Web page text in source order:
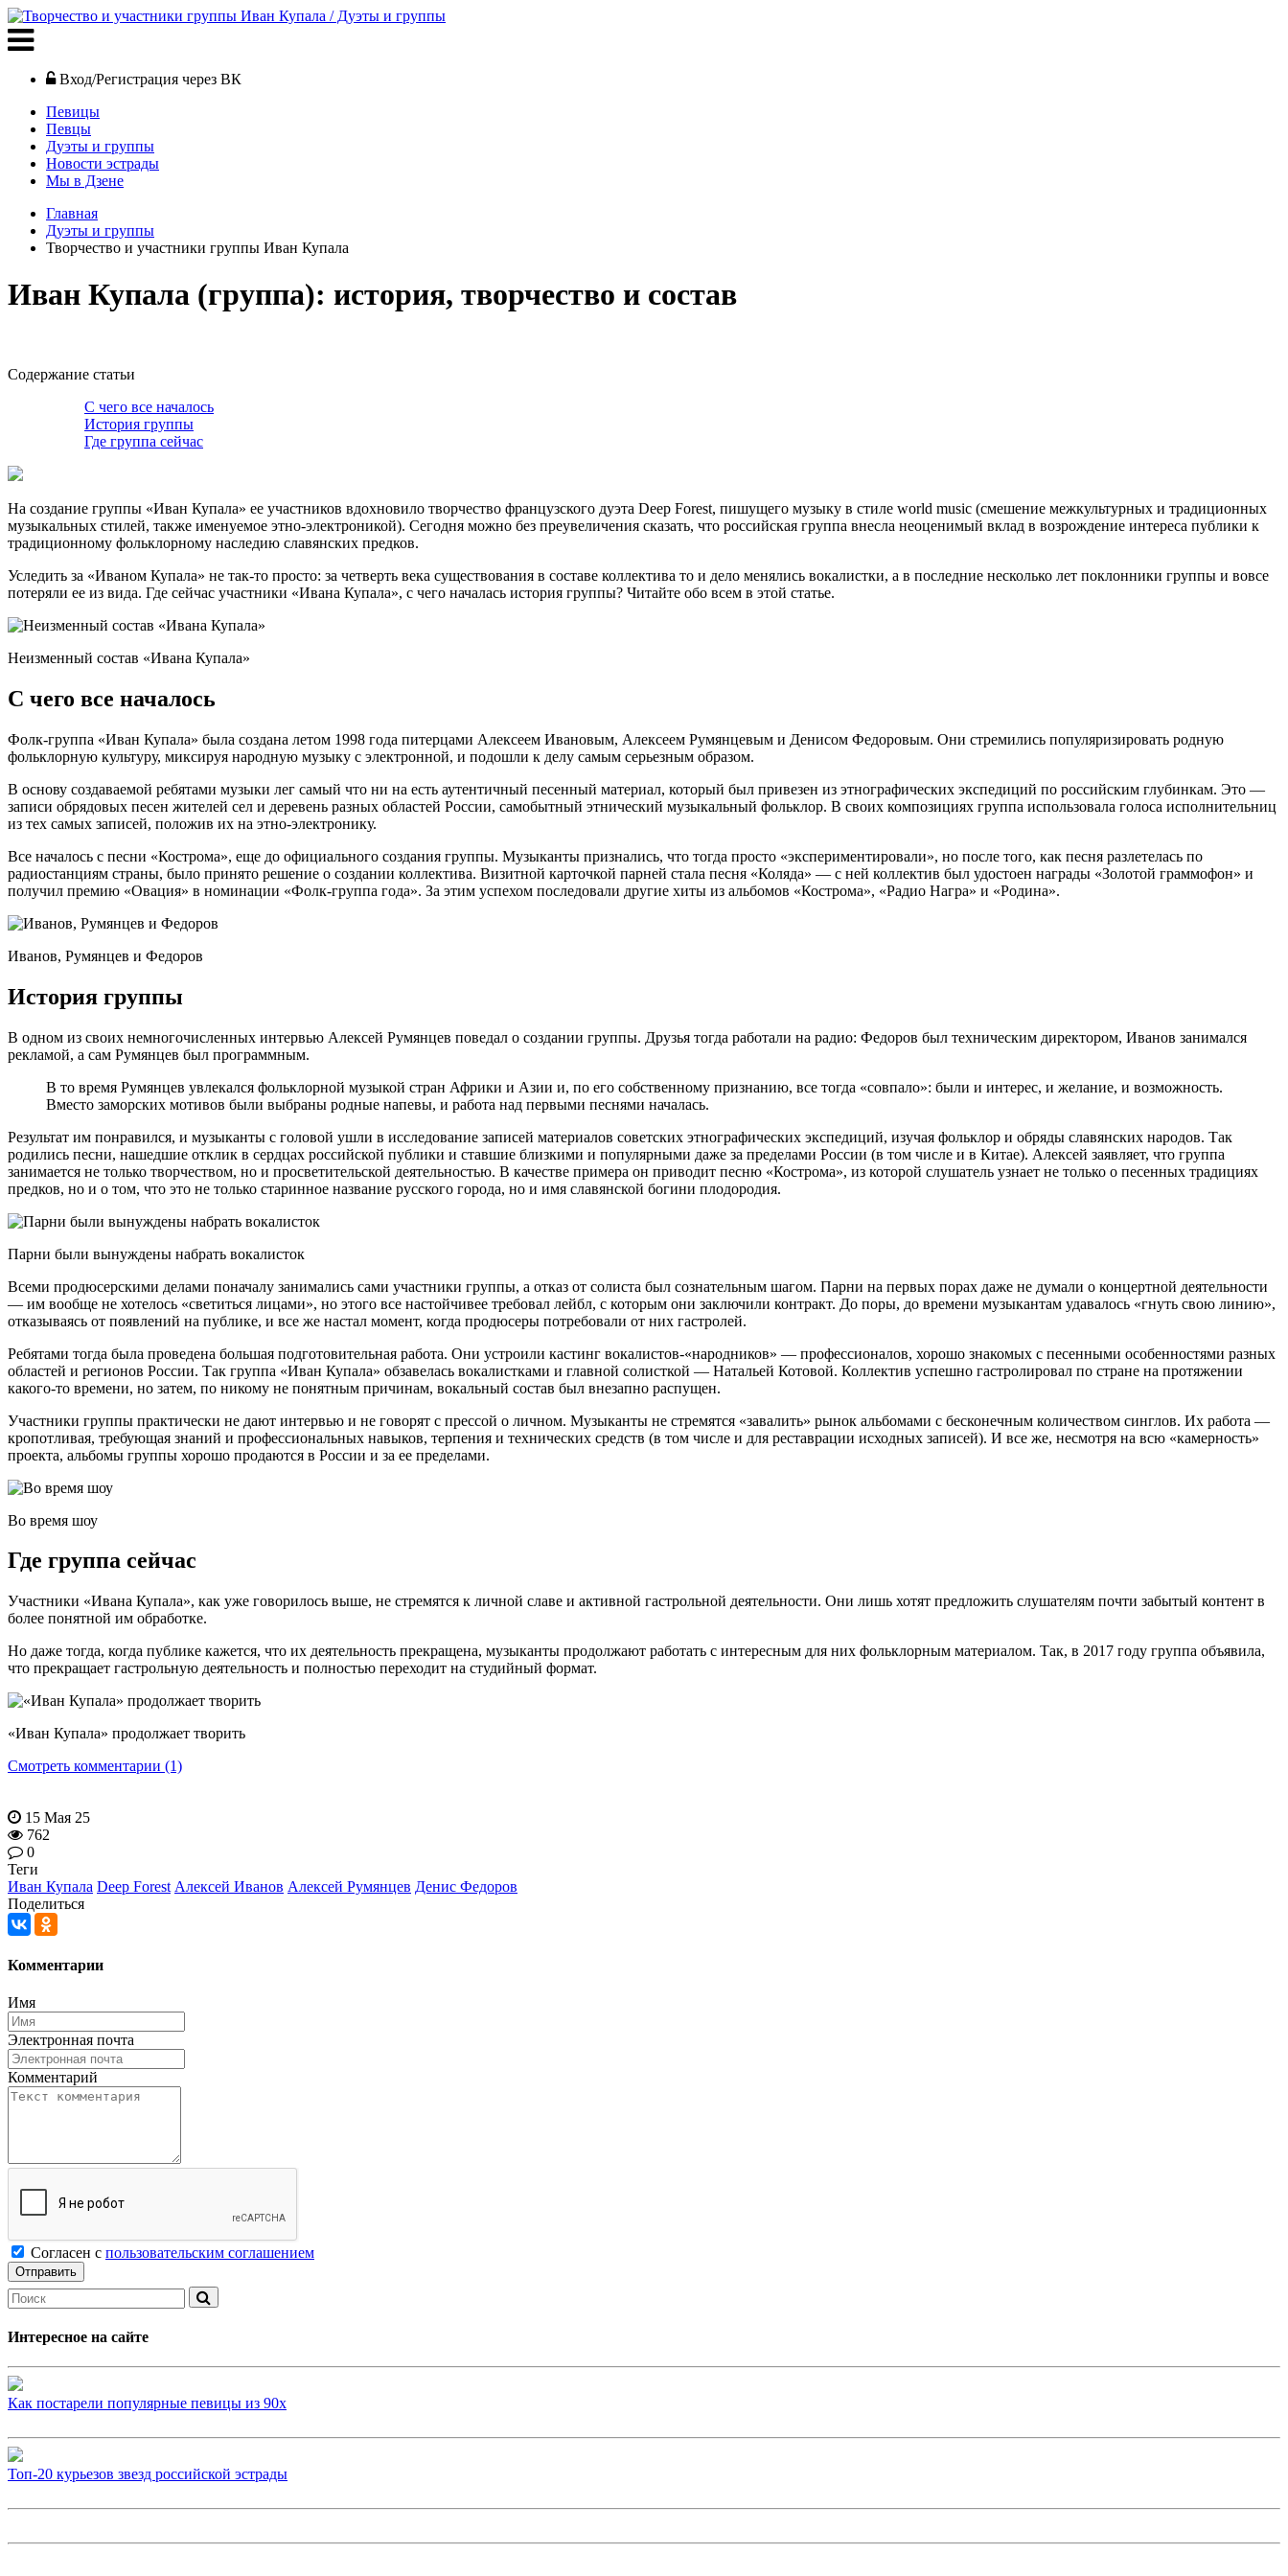
Вход/Регистрация через ВК
Певицы
Певцы
Дуэты и группы
Новости эстрады
Мы в Дзене
Главная
Дуэты и группы
Творчество и участники группы Иван Купала
Иван Купала (группа): история, творчество и состав
Содержание статьи
С чего все началось
История группы
Где группа сейчас
На создание группы «Иван Купала» ее участников вдохновило творчество французского дуэта Deep Forest, пишущего музыку в стиле world music (смешение межкультурных и традиционных
музыкальных стилей, также именуемое этно-электроникой). Сегодня можно без преувеличения сказать, что российская группа внесла неоценимый вклад в возрождение интереса публики к
традиционному фольклорному наследию славянских предков.
Уследить за «Иваном Купала» не так-то просто: за четверть века существования в составе коллектива то и дело менялись вокалистки, а в последние несколько лет поклонники группы и вовсе
потеряли ее из вида. Где сейчас участники «Ивана Купала», с чего началась история группы? Читайте обо всем в этой статье.
Неизменный состав «Ивана Купала»
С чего все началось
Фолк-группа «Иван Купала» была создана летом 1998 года питерцами Алексеем Ивановым, Алексеем Румянцевым и Денисом Федоровым. Они стремились популяризировать родную
фольклорную культуру, миксируя народную музыку с электронной, и подошли к делу самым серьезным образом.
В основу создаваемой ребятами музыки лег самый что ни на есть аутентичный песенный материал, который был привезен из этнографических экспедиций по российским глубинкам. Это —
записи обрядовых песен жителей сел и деревень разных областей России, самобытный этнический музыкальный фольклор. В своих композициях группа использовала голоса исполнительниц
из тех самых записей, положив их на этно-электронику.
Все началось с песни «Кострома», еще до официального создания группы. Музыканты признались, что тогда просто «экспериментировали», но после того, как песня разлетелась по
радиостанциям страны, было принято решение о создании коллектива. Визитной карточкой парней стала песня «Коляда» — с ней коллектив был удостоен награды «Золотой граммофон» и
получил премию «Овация» в номинации «Фолк-группа года». За этим успехом последовали другие хиты из альбомов «Кострома», «Радио Награ» и «Родина».
Иванов, Румянцев и Федоров
История группы
В одном из своих немногочисленных интервью Алексей Румянцев поведал о создании группы. Друзья тогда работали на радио: Федоров был техническим директором, Иванов занимался
рекламой, а сам Румянцев был программным.
В то время Румянцев увлекался фольклорной музыкой стран Африки и Азии и, по его собственному признанию, все тогда «совпало»: были и интерес, и желание, и возможность.
Вместо заморских мотивов были выбраны родные напевы, и работа над первыми песнями началась.
Результат им понравился, и музыканты с головой ушли в исследование записей материалов советских этнографических экспедиций, изучая фольклор и обряды славянских народов. Так
родились песни, нашедшие отклик в сердцах российской публики и ставшие близкими и популярными даже за пределами России (в том числе и в Китае). Алексей заявляет, что группа
занимается не только творчеством, но и просветительской деятельностью. В качестве примера он приводит песню «Кострома», из которой слушатель узнает не только о песенных традициях
предков, но и о том, что это не только старинное название русского города, но и имя славянской богини плодородия.
Парни были вынуждены набрать вокалисток
Всеми продюсерскими делами поначалу занимались сами участники группы, а отказ от солиста был сознательным шагом. Парни на первых порах даже не думали о концертной деятельности
— им вообще не хотелось «светиться лицами», но этого все настойчивее требовал лейбл, с которым они заключили контракт. До поры, до времени музыкантам удавалось «гнуть свою линию»,
отказываясь от появлений на публике, и все же настал момент, когда продюсеры потребовали от них гастролей.
Ребятами тогда была проведена большая подготовительная работа. Они устроили кастинг вокалистов-«народников» — профессионалов, хорошо знакомых с песенными особенностями разных
областей и регионов России. Так группа «Иван Купала» обзавелась вокалистками и главной солисткой — Натальей Котовой. Коллектив успешно гастролировал по стране на протяжении
какого-то времени, но затем, по никому не понятным причинам, вокальный состав был внезапно распущен.
Участники группы практически не дают интервью и не говорят с прессой о личном. Музыканты не стремятся «завалить» рынок альбомами с бесконечным количеством синглов. Их работа —
кропотливая, требующая знаний и профессиональных навыков, терпения и технических средств (в том числе и для реставрации исходных записей). И все же, несмотря на всю «камерность»
проекта, альбомы группы хорошо продаются в России и за ее пределами.
Во время шоу
Где группа сейчас
Участники «Ивана Купала», как уже говорилось выше, не стремятся к личной славе и активной гастрольной деятельности. Они лишь хотят предложить слушателям почти забытый контент в
более понятной им обработке.
Но даже тогда, когда публике кажется, что их деятельность прекращена, музыканты продолжают работать с интересным для них фольклорным материалом. Так, в 2017 году группа объявила,
что прекращает гастрольную деятельность и полностью переходит на студийный формат.
«Иван Купала» продолжает творить
Смотреть комментарии (1)
15 Мая 25
762
0
Теги
Иван Купала Deep Forest Алексей Иванов Алексей Румянцев Денис Федоров
Поделиться
Комментарии
Имя
Электронная почта
Комментарий
Согласен с пользовательским соглашением
Интересное на сайте
Как постарели популярные певицы из 90х
Топ-20 курьезов звезд российской эстрады